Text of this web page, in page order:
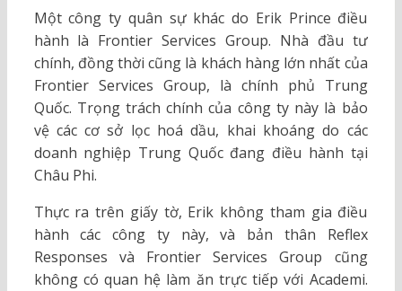
Một công ty quân sự khác do Erik Prince điều
hành là Frontier Services Group. Nhà đầu tư
chính, đồng thời cũng là khách hàng lớn nhất của
Frontier Services Group, là chính phủ Trung
Quốc. Trọng trách chính của công ty này là bảo
vệ các cơ sở lọc hoá dầu, khai khoáng do các
doanh nghiệp Trung Quốc đang điều hành tại
Châu Phi.
Thực ra trên giấy tờ, Erik không tham gia điều
hành các công ty này, và bản thân Reflex
Responses và Frontier Services Group cũng
không có quan hệ làm ăn trực tiếp với Academi.